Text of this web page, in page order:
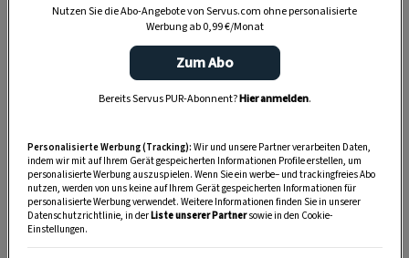
Anzeige
Nutzen Sie die Abo-Angebote von Servus.com ohne personalisierte
Werbung ab 0,99 €/Monat
Zum Abo
Bereits Servus PUR-Abonnent?Hier anmelden.
Personalisierte Werbung (Tracking): Wir und unsere Partner verarbeiten Daten,
indem wir mit auf Ihrem Gerät gespeicherten Informationen Profile erstellen, um
personalisierte Werbung auszuspielen. Wenn Sie ein werbe– und trackingfreies Abo
nutzen, werden von uns keine auf Ihrem Gerät gespeicherten Informationen für
personalisierte Werbung verwendet. Weitere Informationen finden Sie in unserer
Datenschutzrichtlinie, in derListe unserer Partnersowie in den Cookie-
Einstellungen.